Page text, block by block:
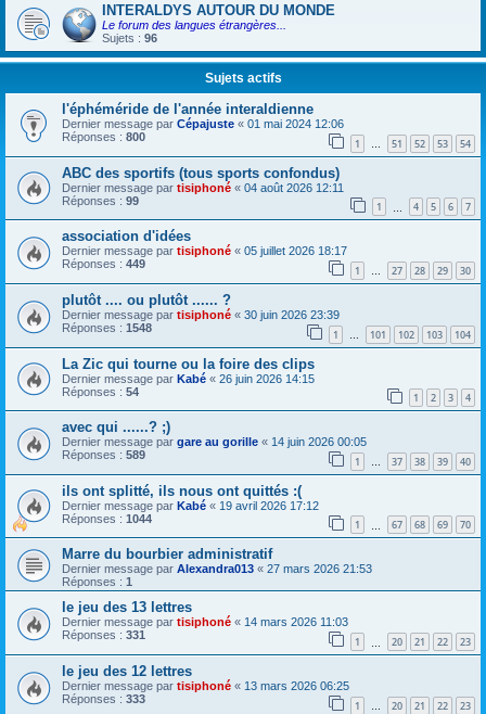
INTERALDYS AUTOUR DU MONDE
Le forum des langues étrangères...
Sujets : 96
Sujets actifs
l'éphéméride de l'année interaldienne
Dernier message par Cépajuste « 01 mai 2024 12:06
Réponses : 800 1 … 51 52 53 54
ABC des sportifs (tous sports confondus)
Dernier message par tisiphoné « 04 août 2026 12:11
Réponses : 99 1 4 5 6 7
association d'idées
Dernier message par tisiphoné « 05 juillet 2026 18:17
Réponses : 449 1 … 27 28 29 30
plutôt .... ou plutôt ...... ?
Dernier message par tisiphoné « 30 juin 2026 23:39
Réponses : 1548 1 … 101 102 103 104
La Zic qui tourne ou la foire des clips
Dernier message par Kabé « 26 juin 2026 14:15
Réponses : 54 1 2 3 4
avec qui ......? ;)
Dernier message par gare au gorille « 14 juin 2026 00:05
Réponses : 589 1 … 37 38 39 40
ils ont splitté, ils nous ont quittés :(
Dernier message par Kabé « 19 avril 2026 17:12
Réponses : 1044 1 67 68 69 70
Marre du bourbier administratif
Dernier message par Alexandra013 « 27 mars 2026 21:53
Réponses : 1
le jeu des 13 lettres
Dernier message par tisiphoné « 14 mars 2026 11:03
Réponses : 331 1 20 21 22 23
le jeu des 12 lettres
Dernier message par tisiphoné « 13 mars 2026 06:25
Réponses : 333 1 … 20 21 22 23